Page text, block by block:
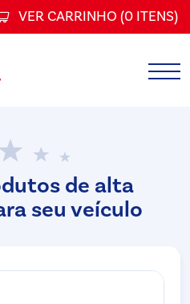
VER CARRINHO (0 ITENS)
de alta
seu veículo